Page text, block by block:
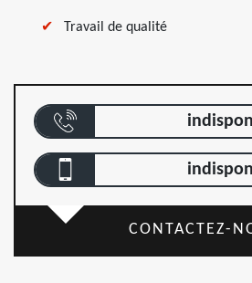
Travail de qualité
CONTACTEZ-